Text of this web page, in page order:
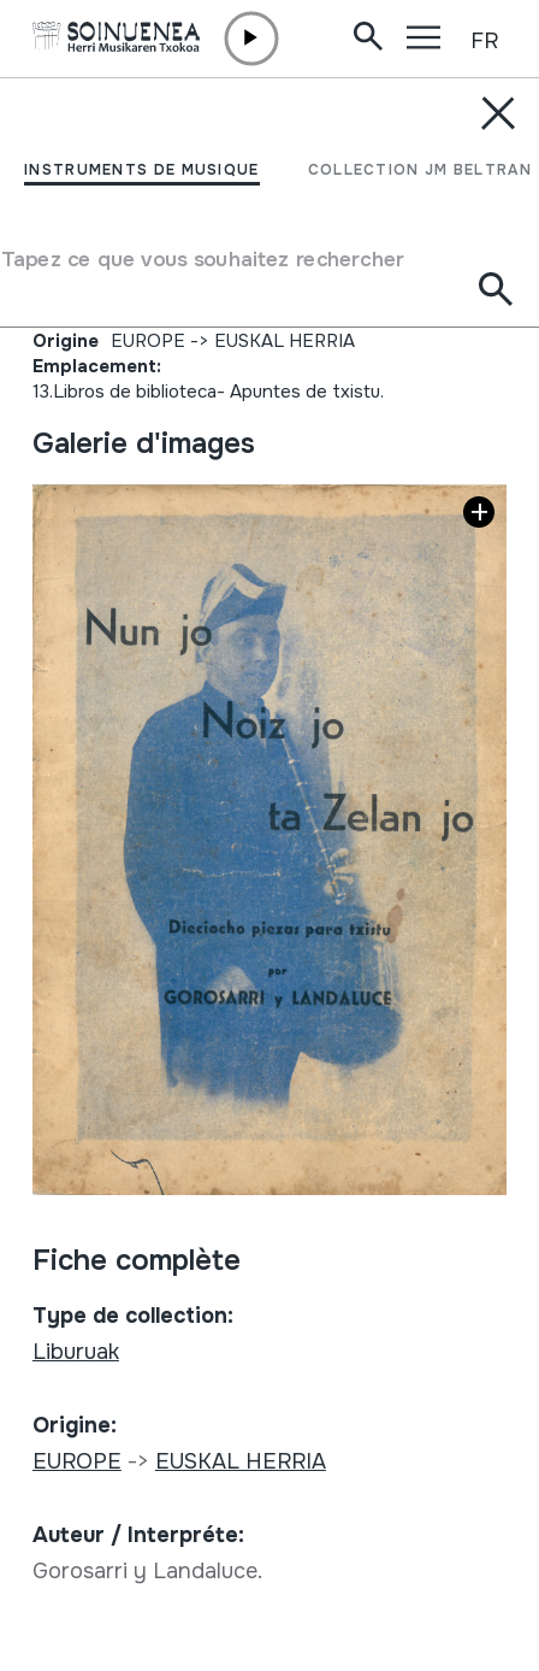
INSTRUMENTS DE MUSIQUE COLLECTION JM BELTRAN
Tapez ce que vous souhaitez rechercher
FR
Nun jo, Noiz eta Zelan jo.
txistu.
Origine EUROPE -> EUSKAL HERRIA
Emplacement:
13.Libros de biblioteca- Apuntes de txistu.
Galerie d'images
Fiche complète
Type de collection:
Liburuak
Origine:
EUROPE -> EUSKAL HERRIA
Auteur / Interpréte:
Gorosarri y Landaluce.